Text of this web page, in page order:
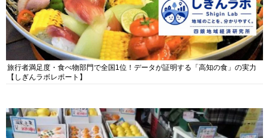
旅行者満足度・食べ物部門で全国1位！データが証明する「高知の食」の実力
【しぎんラボレポート】